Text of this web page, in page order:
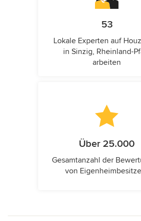
53
Lokale Experten auf
in Sinzig, Rheinland-
arbeiten
Über 25.000
Gesamtanzahl der
von